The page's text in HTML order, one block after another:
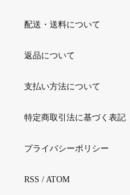
配送・送料について
返品について
支払い方法について
特定商取引法に基づく表記
プライバシーポリシー
RSS / ATOM